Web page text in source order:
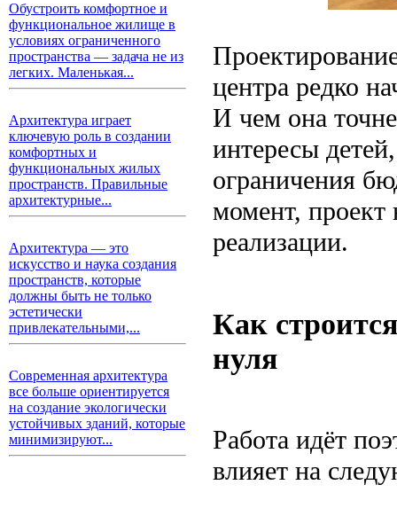
Обустроить комфортное и
функциональное жилище в
условиях ограниченного
пространства — задача не из
легких. Маленькая...
Архитектура играет
ключевую роль в создании
комфортных и
функциональных жилых
пространств. Правильные
архитектурные...
Архитектура — это
искусство и наука создания
пространств, которые
должны быть не только
эстетически
привлекательными,...
Современная архитектура
все больше ориентируется
на создание экологически
устойчивых зданий, которые
минимизируют...
центра редко
И чем она
интересы
ограничения
момент, проект
реализации.
Как
нуля
Работа идёт
влияет на